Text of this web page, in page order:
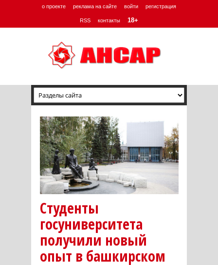
о проекте реклама на сайте войти регистрация
RSS контакты 18+
Студенты
госуниверситета
получили новый
опыт в башкирском